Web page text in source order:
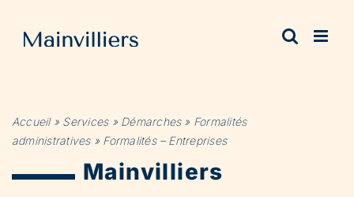
contenu
Accueil» Services» Démarches» Formalités
administratives» Formalités – Entreprises
Mainvilliers